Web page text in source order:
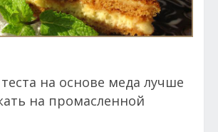
на основе меда лучше
на промасленной